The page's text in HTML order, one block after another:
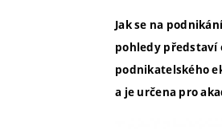
Jak se na
pohledy představí
podnikatelského
a je určena pro